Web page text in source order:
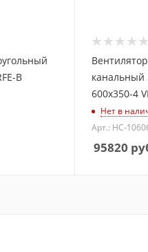
B
канальный
600х350-4
Нет в
Арт.: НС-
95820